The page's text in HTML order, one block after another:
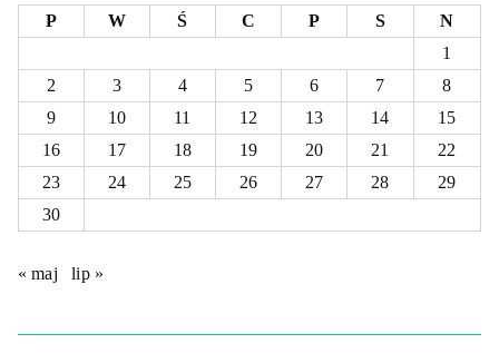
P
W Ś C P S
N
1
2
3 4 5 6 7
8
9
10 11 12 13 14
15
16
17 18 19 20 21
22
23
24 25 26 27 28
29
30
« maj lip »